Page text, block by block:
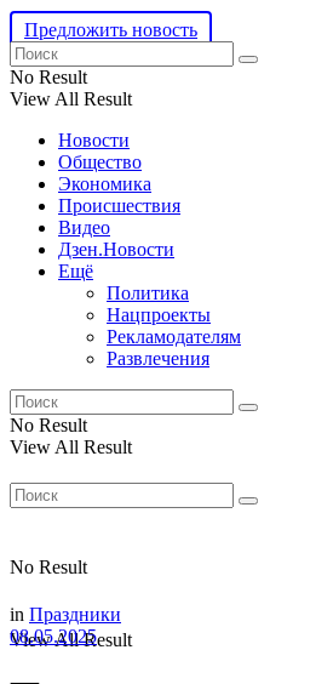
Предложить новость
No Result
View All Result
Новости
Общество
Экономика
Происшествия
Видео
Дзен.Новости
Ещё
Политика
Нацпроекты
Рекламодателям
Развлечения
No Result
View All Result
No Result
View All Result
in Праздники
08.05.2025